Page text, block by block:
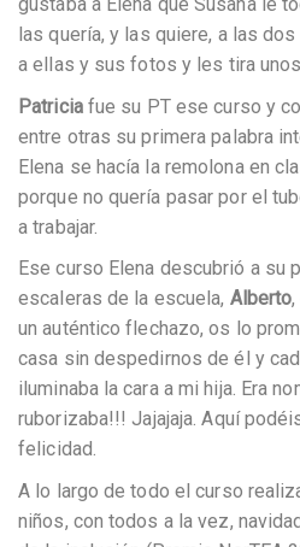
las quería, y las quiere, a las
a ellas y sus fotos y les tira
Patriciafue su PT ese curso y
entre otras su primera palabra
Elena se hacía la remolona en
porque no quería pasar por el
a trabajar.
Ese curso Elena descubrió a su
escaleras de la escuela, Alberto
un auténtico flechazo, os lo
casa sin despedirnos de él y
iluminaba la cara a mi hija. Era
ruborizaba!!! Jajajaja. Aquí
felicidad.
A lo largo de todo el curso
niños, con todos a la vez,